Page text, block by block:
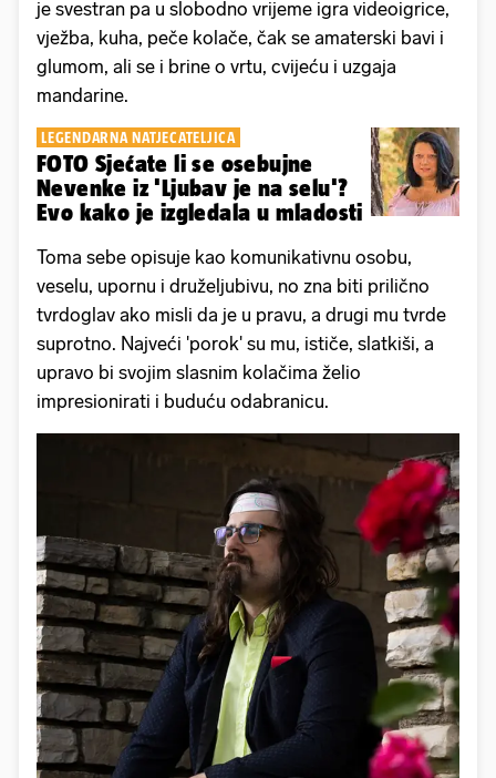
je svestran pa u slobodno vrijeme igra videoigrice,
vježba, kuha, peče kolače, čak se amaterski bavi i
glumom, ali se i brine o vrtu, cvijeću i uzgaja
mandarine.
LEGENDARNA NATJECATELJICA
FOTO Sjećate li se osebujne
Nevenke iz 'Ljubav je na selu'?
Evo kako je izgledala u mladosti
Toma sebe opisuje kao komunikativnu osobu,
veselu, upornu i druželjubivu, no zna biti prilično
tvrdoglav ako misli da je u pravu, a drugi mu tvrde
suprotno. Najveći 'porok' su mu, ističe, slatkiši, a
upravo bi svojim slasnim kolačima želio
impresionirati i buduću odabranicu.